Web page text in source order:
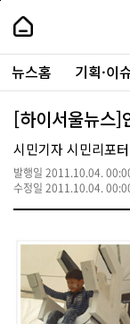
본
로
가
내
손
안
에
서
울
-
서
울
시
대
표
소
털
주
요
서
뉴스홈 기획·이
[하이서울뉴스]
시민기자 시민리포
발행일 2011.10.04.
수정일 2011.10.04.
페
상
단
로